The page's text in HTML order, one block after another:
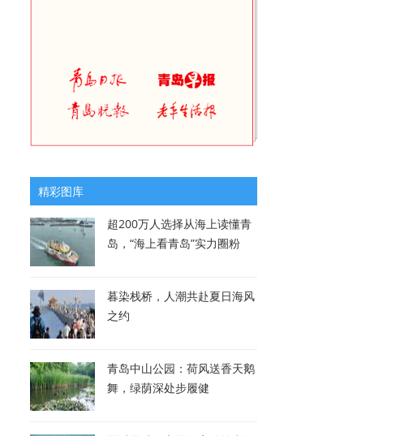
精彩图库
超200万人选择从海上读懂青
岛，“海上看青岛”实力圈粉
暮染栈桥，人潮共赴夏日海风
之约
青岛中山公园：荷风送香天鹅
舞，绿荫深处步履健